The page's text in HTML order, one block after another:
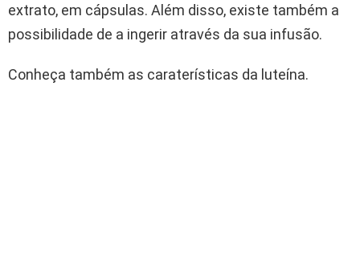
extrato, em cápsulas. Além disso, existe também a
possibilidade de a ingerir através da sua infusão.
Conheça também as caraterísticas da luteína.